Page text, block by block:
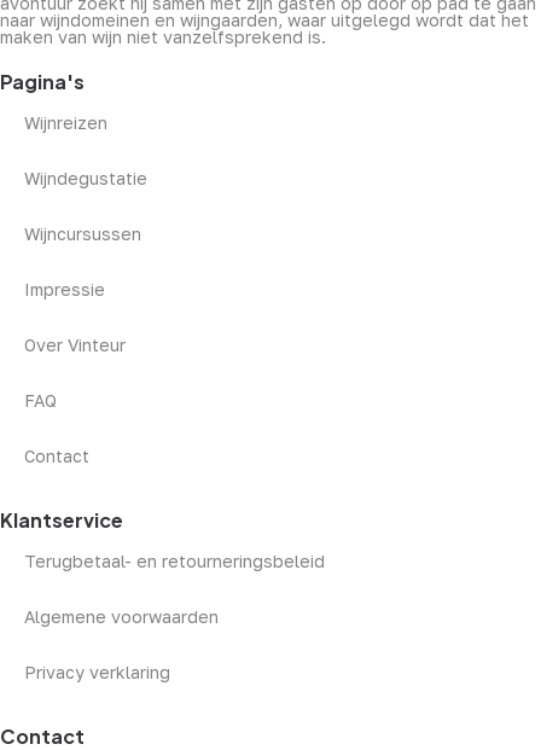
naar wijndomeinen en wijngaarden, waar uitgelegd wordt dat het
maken van wijn niet vanzelfsprekend is.
Pagina's
Wijnreizen
Wijndegustatie
Wijncursussen
Impressie
Over Vinteur
FAQ
Contact
Klantservice
Terugbetaal- en retourneringsbeleid
Algemene voorwaarden
Privacy verklaring
Contact